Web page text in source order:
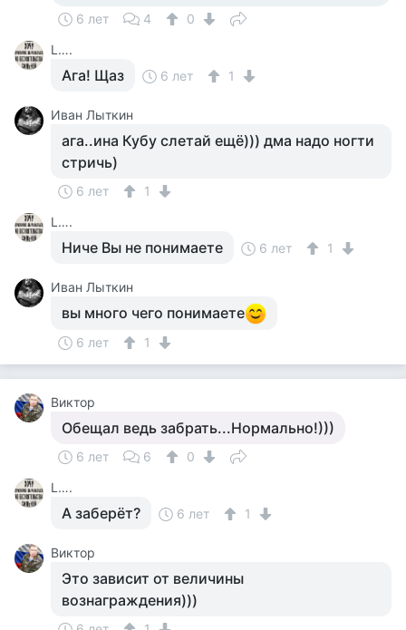
6 лет 4
0
L….
Ага! Щаз 6 лет 1
Иван Лыткин
ага..ина Кубу слетай ещё))) дма надо ногти
стричь)
6 лет
1
L….
Ниче Вы не понимаете 6 лет 1
Иван Лыткин
вы много чего понимаете
6 лет 1
Виктор
Обещал ведь забрать...Нормально!)))
6 лет 6
0
L….
А заберёт? 6 лет 1
Виктор
Это зависит от величины
вознаграждения)))